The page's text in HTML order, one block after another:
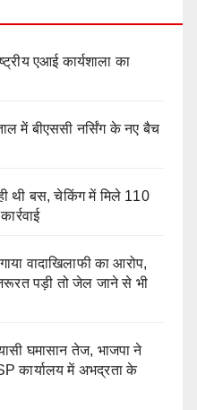
एआई कार्यशाला का
में बीएससी नर्सिंग के नए बैच
थी बस, चेकिंग में मिले 110
वादाखिलाफी का आरोप,
पड़ी तो जेल जाने से भी
घमासान तेज, भाजपा ने
कार्यालय में अभद्रता के